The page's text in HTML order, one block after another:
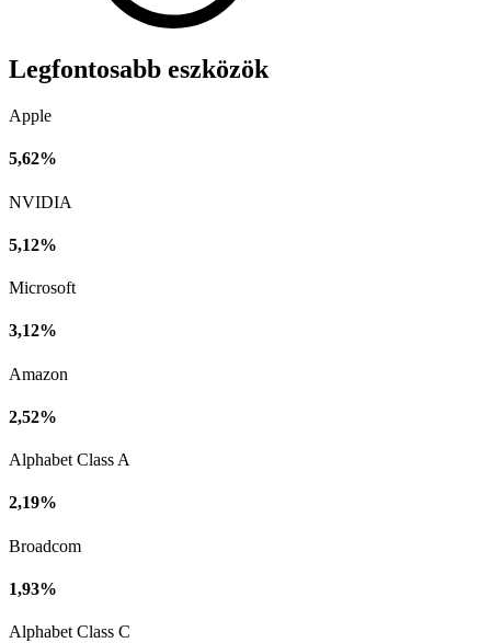
Legfontosabb eszközök
Apple
5,62%
NVIDIA
5,12%
Microsoft
3,12%
Amazon
2,52%
Alphabet Class A
2,19%
Broadcom
1,93%
Alphabet Class C